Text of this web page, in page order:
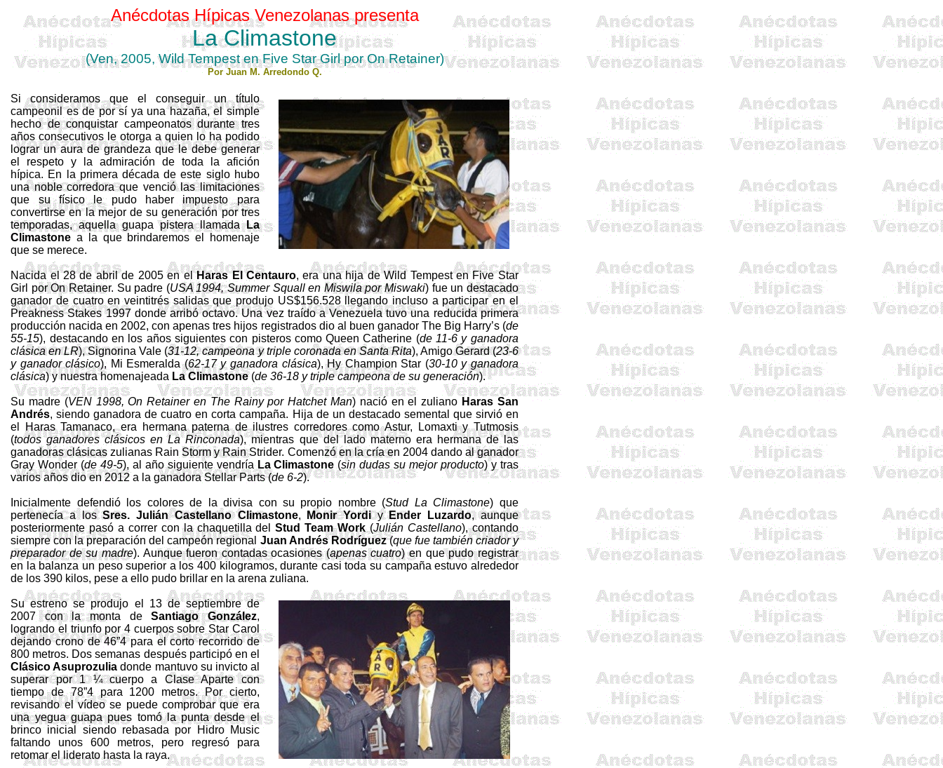
Anécdotas Hípicas Venezolanas presenta
LaClimastone
(Ven, 2005, Wild TempestenFive Star GirlporOn Retainer)
Por Juan M. Arredondo Q.
Si consideramos que el conseguir un título
campeonil es de por sí ya una hazaña, el simple
hecho de conquistar campeonatos durante tres
años consecutivos le otorga a quien lo ha podido
lograr un aura de grandeza que le debe generar
el respeto y la admiración de toda la afición
hípica. En la primera década de este siglo hubo
una noble corredora que venció las limitaciones
que su físico le pudo haber impuesto para
convertirse en la mejor de su generación por tres
temporadas, aquella guapa pistera llamadaLa
Climastone a la que brindaremos el homenaje
que se merece.
Nacida el 28 de abril de 2005 en elHaras El Centauro, era una hija de Wild TempestenFive Star
Girl porOn Retainer. Su padre (USA 1994,Summer SquallenMiswilaporMiswaki) fue un destacado
ganador de cuatro en veintitrés salidas que produjo US$156.528 llegando incluso a participar en el
Preakness Stakes1997 donde arribó octavo. Una vez traído a Venezuela tuvo una reducida primera
producción nacida en 2002, con apenas tres hijos registrados dio al buen ganador TheBig Harry’s(de
55-15), destacando en los años siguientes con pisteros como Queen Catherine (de 11-6 y ganadora
clásica en LR),Signorina Vale (31-12, campeona y triple coronada en Santa Rita), Amigo Gerard (23-6
y ganador clásico), Mi Esmeralda (62-17 y ganadora clásica),Hy Champion Star (30-10 y ganadora
clásica) y nuestra homenajeada La Climastone(de 36-18 y triple campeona de su generación).
Su madre (VEN 1998,On Retaineren The RainyporHatchet Man) nació en el zuliano Haras San
Andrés, siendo ganadora de cuatro en corta campaña. Hija de un destacado semental que sirvió en
el Haras Tamanaco, era hermana paterna de ilustres corredores como Astur,
Lomaxtiy Tutmosis
(todos ganadores clásicos en La Rinconada), mientras que del lado materno era hermana de las
ganadoras clásicas zulianas Rain Storm y RainStrider. Comenzó en la cría en 2004 dando al ganador
GrayWonder(de 49-5), al año siguiente vendría La Climastone(sin dudas su mejor producto) y tras
varios años dio en 2012 a la ganadoraStellar Parts(de 6-2).
Inicialmente defendió los colores de la divisa con su propio nombre (Stud La Climastone) que
pertenecía a losSres. Julián CastellanoClimastone, Monir YordiyEnder Luzardo, aunque
posteriormente pasó a correr con la chaquetilla delStudTeam Work(Julián Castellano), contando
siempre con la preparación del campeón regional Juan Andrés Rodríguez(que fue también criador y
preparador de su madre). Aunque fueron contadas ocasiones (apenas cuatro) en que pudo registrar
en la balanza un peso superior a los 400 kilogramos, durante casi toda su campaña estuvo alrededor
de los 390 kilos, pese a ello pudo brillar en la arena zuliana.
Su estreno se produjo el 13 de septiembre de
2007 con la monta deSantiago González,
logrando el triunfo por 4 cuerpos sobreStarCarol
dejando crono de 46”4 para el corto recorrido de
800 metros. Dos semanas después participó en el
ClásicoAsuprozulia donde mantuvo su invicto al
superar por 1 ¼ cuerpo a Clase Aparte con
tiempo de 78”4 para 1200 metros. Por cierto,
revisando el vídeo se puede comprobar que era
una yegua guapa pues tomó la punta desde el
brinco inicial siendo rebasada por
Hidro
Music
faltando unos 600 metros, pero regresó para
retomar el liderato hasta la raya.